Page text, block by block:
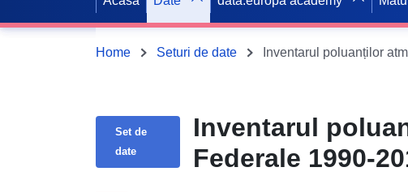
Home Seturi de date Inventarul poluanților
Set de
date
Inventarul
Federale 1990-